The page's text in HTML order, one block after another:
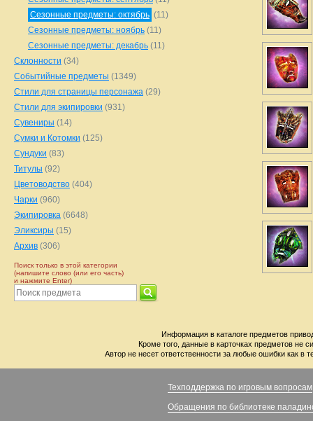
Сезонные предметы: октябрь (11)
Сезонные предметы: ноябрь (11)
Сезонные предметы: декабрь (11)
Склонности (34)
Событийные предметы (1349)
Стили для страницы персонажа (29)
Стили для экипировки (931)
Сувениры (14)
Сумки и Котомки (125)
Сундуки (83)
Титулы (92)
Цветоводство (404)
Чарки (960)
Экипировка (6648)
Эликсиры (15)
Архив (306)
Поиск только в этой категории
(напишите слово (или его часть)
и нажмите Enter)
Информация в каталоге предметов
Кроме того, данные в карточках предметов не
Автор не несет ответственности за любые ошибки как в
Техподдержка по игровым вопросам
Обращения по библиотеке